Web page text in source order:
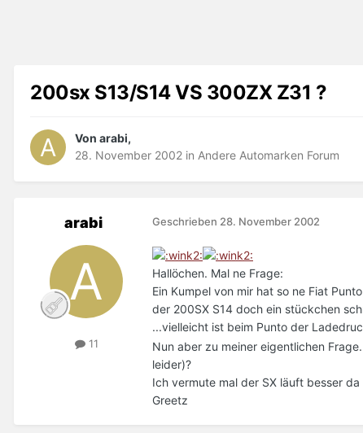
200sx S13/S14 VS 300ZX Z31 ?
Von arabi,
28. November 2002 in Andere Automarken Forum
arabi
11
Geschrieben 28. November 2002
Hallöchen. Mal ne Frage:
Ein Kumpel von mir hat so ne Fiat
der 200SX S14 doch ein stückchen
...vielleicht ist beim Punto der
Nun aber zu meiner eigentlichen
leider)?
Ich vermute mal der SX läuft besser
Greetz